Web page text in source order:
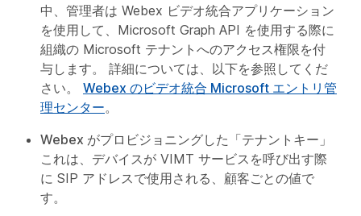
中、管理者は Webex ビデオ統合アプリケーション
を使用して、Microsoft Graph API を使用する際に
組織の Microsoft テナントへのアクセス権限を付
与します。 詳細については、以下を参照してくだ
さい。 Webex のビデオ統合 Microsoft エントリ管
理センター。
Webex がプロビジョニングした「テナントキー」
これは、デバイスが VIMT サービスを呼び出す際
に SIP アドレスで使用される、顧客ごとの値で
す。